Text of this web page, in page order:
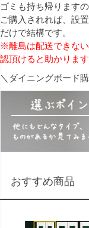
ゴミも持ち帰りますの
ご購入されれば、設
だけで結構です。
※離島は配送できな
認頂けると助かります
＼ダイニングボード
おすすめ商品